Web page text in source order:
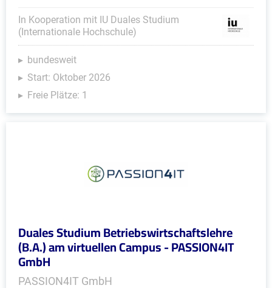
In Kooperation mit IU Duales Studium
(Internationale Hochschule)
bundesweit
Start: Oktober 2026
Freie Plätze: 1
Duales Studium Betriebswirtschaftslehre
(B.A.) am virtuellen Campus - PASSION4IT
GmbH
PASSION4IT GmbH